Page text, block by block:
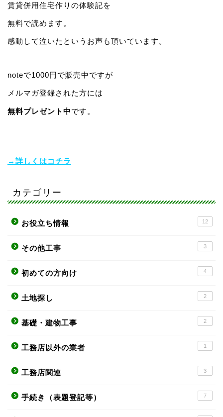
賃貸併用住宅作りの体験記を
無料で読めます。
感動して泣いたというお声も頂いています。
noteで1000円で販売中ですが
メルマガ登録された方には
無料プレゼント中です。
→詳しくはコチラ
カテゴリー
お役立ち情報 12
その他工事 3
初めての方向け 4
土地探し 2
基礎・建物工事 2
工務店以外の業者 1
工務店関連 3
手続き（表題登記等） 7